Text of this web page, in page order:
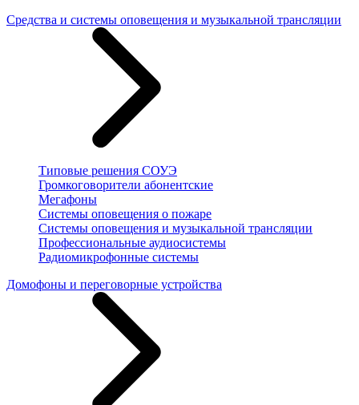
Средства и системы оповещения и музыкальной трансляции
Типовые решения СОУЭ
Громкоговорители абонентские
Мегафоны
Системы оповещения о пожаре
Системы оповещения и музыкальной трансляции
Профессиональные аудиосистемы
Радиомикрофонные системы
Домофоны и переговорные устройства